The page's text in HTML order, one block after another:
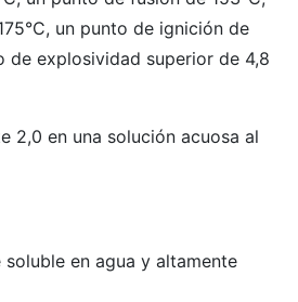
un punto de ignición de
de explosividad superior de 4,8
2,0 en una solución acuosa al
en agua y altamente